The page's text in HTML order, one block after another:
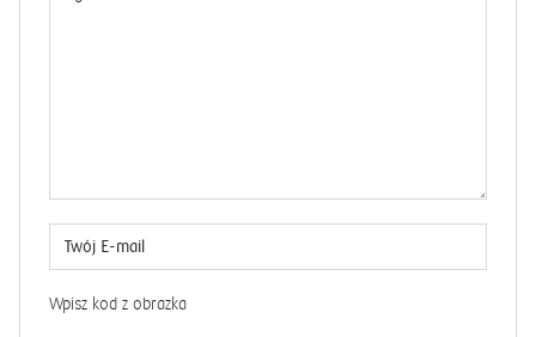
Wpisz kod z obrazka